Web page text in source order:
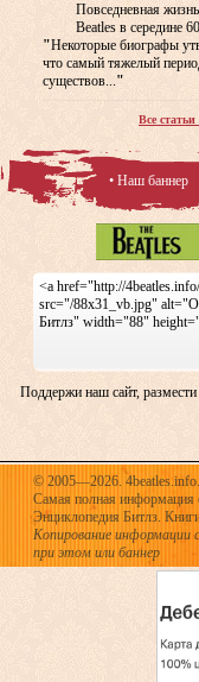
Повседневная
Beatles в середине
"Некоторые биографы
что самый тяжелый
существов..."
Все
• Наш баннер
<a href="http://
src="/88x31_vb.jpg" alt="О
Битлз" width="88"
Поддержи наш сайт,
© 2005—2026. 4beatles.info.
Самая полная информация
Энциклопедия Битлз.
Копирование информации
при этом или баннер